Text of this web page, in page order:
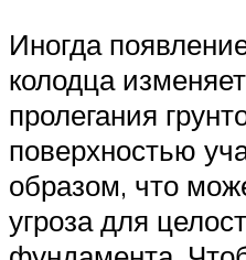
Иногда
колодца
пролегания
поверхностью
образом, что
угроза для